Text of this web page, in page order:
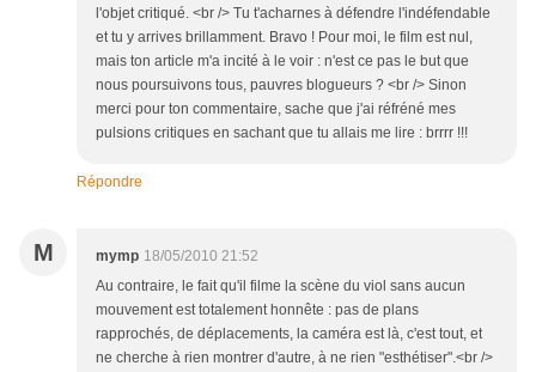
l'objet critiqué. <br /> Tu t'acharnes à défendre l'indéfendable
et tu y arrives brillamment. Bravo ! Pour moi, le film est nul,
mais ton article m'a incité à le voir : n'est ce pas le but que
nous poursuivons tous, pauvres blogueurs ? <br /> Sinon
merci pour ton commentaire, sache que j'ai réfréné mes
pulsions critiques en sachant que tu allais me lire : brrrr !!!
Répondre
M mymp 18/05/2010 21:52
Au contraire, le fait qu'il filme la scène du viol sans aucun
mouvement est totalement honnête : pas de plans
rapprochés, de déplacements, la caméra est là, c'est tout, et
ne cherche à rien montrer d'autre, à ne rien "esthétiser".<br />